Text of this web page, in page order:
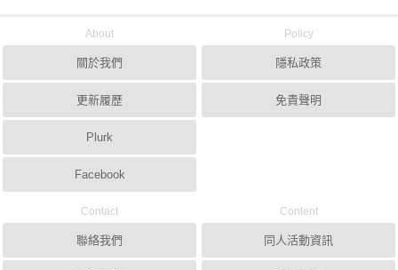
About
關於我們
更新履歷
Plurk
Facebook
Policy
隱私政策
免責聲明
Contact
聯絡我們
Content
同人活動資訊